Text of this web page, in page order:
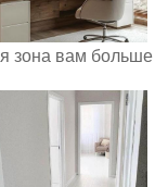
зона вам